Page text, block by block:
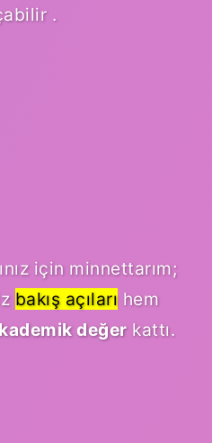
.
için minnettarım;
bakış açıları hem
değerkattı.